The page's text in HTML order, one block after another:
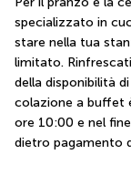
specializzato in
stare nella tua
limitato.
della disponibilità
colazione a buffet
ore 10:00 e nel
dietro pagamento